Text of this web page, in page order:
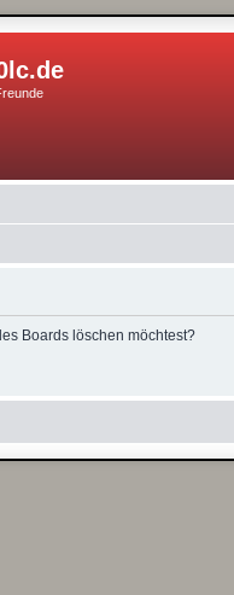
Boards löschen möchtest?